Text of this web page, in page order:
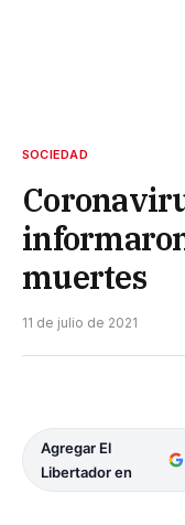
SOCIEDAD
muertes
11 de julio de 2021
Agregar El
Libertador en